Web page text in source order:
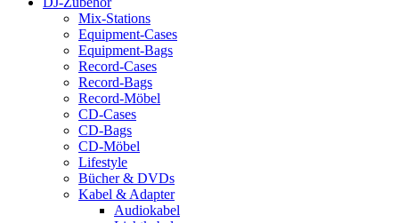
Mix-Stations
Equipment-Cases
Equipment-Bags
Record-Cases
Record-Bags
Record-Möbel
CD-Cases
CD-Bags
CD-Möbel
Lifestyle
Bücher & DVDs
Kabel & Adapter
Audiokabel